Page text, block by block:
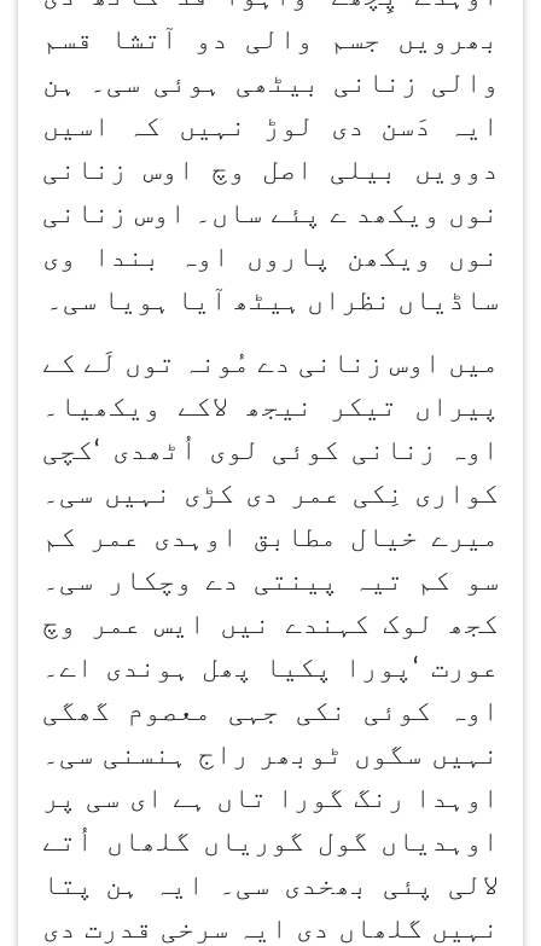
بھرویں جسم والی دو آتشا قسم
والی زنانی بیٹھی ہوئی سی۔ ہن
ایہ دَسن
دی لوڑ نہیں کہ اسیں
دوویں بیلی اصل وچ اوس زنانی
نوں ویکھد ے پئے ساں۔ اوس زنانی
نوں ویکھن
پاروں اوہ بندا وی
ساڈیاں نظراں ہیٹھ آیا ہویا سی۔
میں اوس زنانی دے مُونہ توں لَے کے
پیراں تیکر نیجھ لاکے ویکھیا۔
اوہ زنانی کوئی لوی اُٹھدی ‘کچی
کواری نِکی عمر دی کڑی نہیں سی۔
میرے خیال مطابق اوہدی عمر کم
سو کم تیہ پینتی دے وچکار سی۔
کجھ لوک کہندے نیں ایس عمر وچ
عورت ‘ پورا پکیا پھل ہوندی اے۔
اوہ کوئی نکی جہی معصوم گھگی
نہیں سگوں ٹوبھر راج ہنسنی سی۔
اوہدا رنگ گورا تاں ہے ای سی پر
اوہدیاں گول گوریاں گلھاں اُتے
لالی پئی بھخدی سی۔ ایہ ہن
پتا
نہیں گلھاں دی ایہ سرخی قدرت دی